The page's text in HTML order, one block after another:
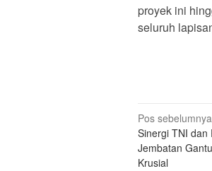
proyek ini
seluruh
Navigasi
pos
Pos sebelumnya
Sinergi TNI dan
Jembatan
Krusial